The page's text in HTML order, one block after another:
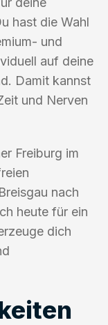
hast die Wahl
und
auf deine
Damit kannst
und Nerven
Freiburg im
nach
heute für ein
dich